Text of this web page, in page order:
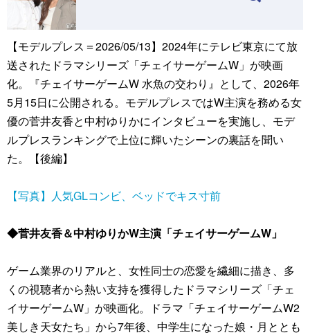
【モデルプレス＝2026/05/13】2024年にテレビ東京にて放
送されたドラマシリーズ「チェイサーゲームW」が映画
化。『チェイサーゲームW 水魚の交わり』として、2026年
5月15日に公開される。モデルプレスではW主演を務める女
優の菅井友香と中村ゆりかにインタビューを実施し、モデ
ルプレスランキングで上位に輝いたシーンの裏話を聞い
た。【後編】
【写真】人気GLコンビ、ベッドでキス寸前
◆菅井友香＆中村ゆりかW主演「チェイサーゲームW」
ゲーム業界のリアルと、女性同士の恋愛を繊細に描き、多
くの視聴者から熱い支持を獲得したドラマシリーズ「チェ
イサーゲームW」が映画化。ドラマ「チェイサーゲームW2
美しき天女たち」から7年後、中学生になった娘・月ととも